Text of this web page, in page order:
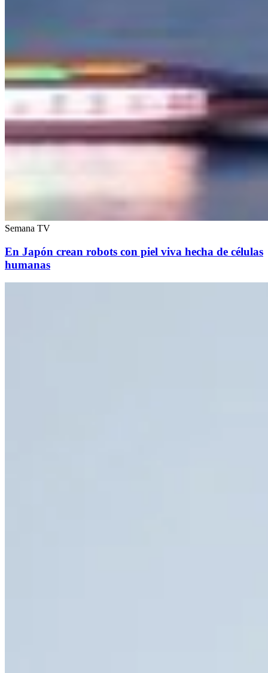
Semana TV
En Japón crean robots con piel viva hecha de células
humanas